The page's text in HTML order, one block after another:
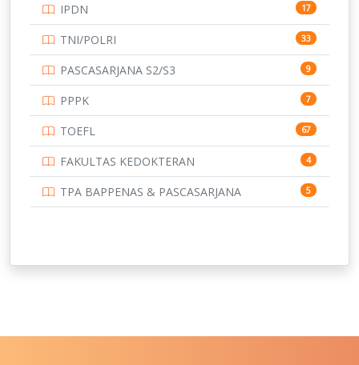
14
14
UNIVERSITAS CENDRAWASIH 14
15
219
11
159
UNIVERSITAS JEMBER
IPDN 17
TNI/POLRI 33
PASCASARJANA S2/S3 9
PPPK 7
TOEFL 67
FAKULTAS KEDOKTERAN 4
TPA BAPPENAS & PASCASARJANA 5